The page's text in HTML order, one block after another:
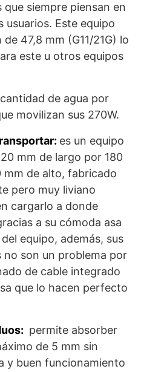
que siempre piensan en
usuarios. Este equipo
47,8 mm (G11/21G) lo
este u otros equipos
de agua por
movilizan sus 270W.
es un equipo
mm de largo por 180
mm de alto, fabricado
pero muy liviano
cargarlo a donde
a su cómoda asa
equipo, además, sus
no son un problema por
de cable integrado
que lo hacen perfecto
permite absorber
de 5 mm sin
y buen funcionamiento